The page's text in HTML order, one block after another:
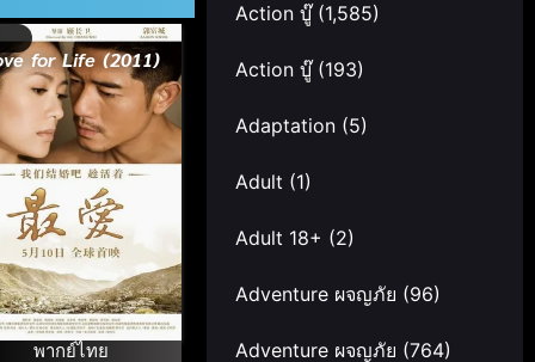
for Life (2011)
พากย์ไทย
Action บู๊(1,585)
Action บู๊(193)
Adaptation (5)
Adult (1)
Adult 18+ (2)
Adventure ผจญภัย (96)
Adventure ผจญภัย (764)